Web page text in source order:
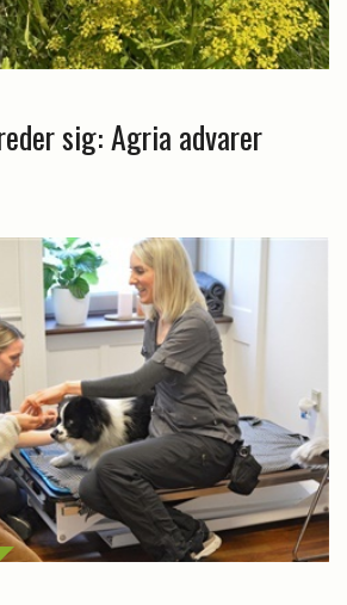
sig: Agria advarer